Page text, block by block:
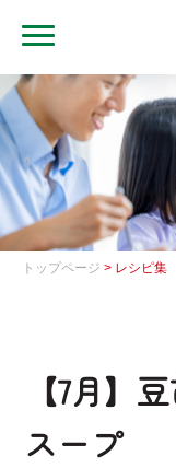
トップ
ブランド・店舗
マムアプリ
マムEdy
グループ一覧
採用情報
トップページ > レシピ集
【7月】
スープ